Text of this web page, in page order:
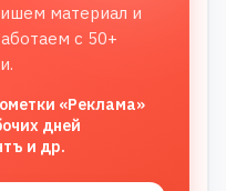
материал и
с 50+
«Реклама»
дней
и др.